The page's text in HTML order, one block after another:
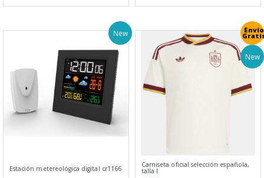
New
Estación metereológica digital cr1166
Envío
New
Camiseta oficial selección española,
talla l